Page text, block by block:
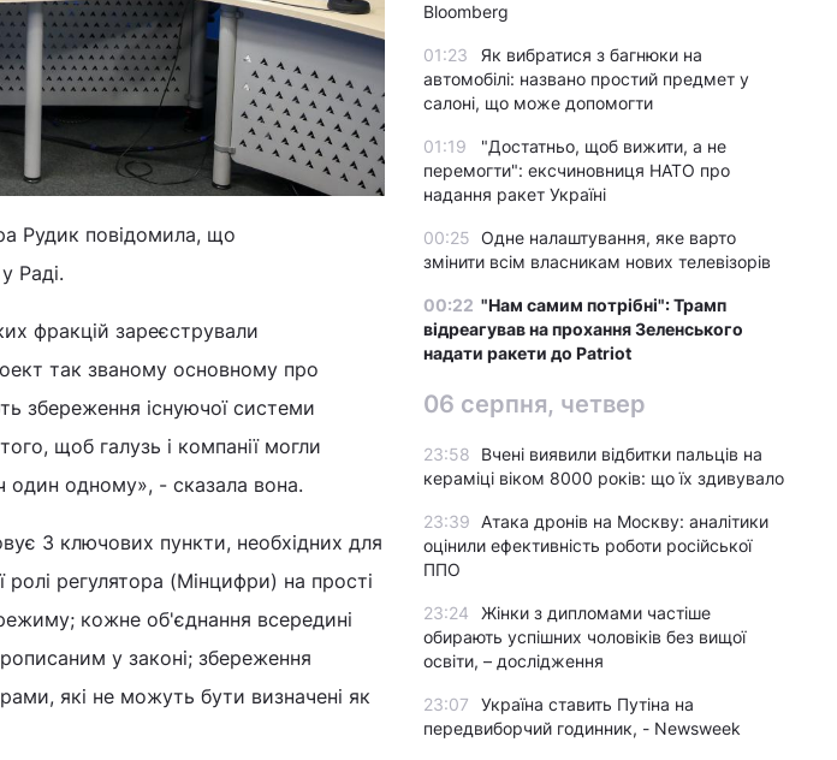
Рудик повідомила, що
Раді.
фракцій зареєстрували
так званому основному про
збереження існуючої системи
щоб галузь і компанії могли
один одному», - сказала вона.
3 ключових пункти, необхідних для
ролі регулятора (Мінцифри) на прості
кожне об'єднання всередині
у законі; збереження
які не можуть бути визначені як
Bloomberg
01:23
Як вибратися з багнюки на
автомобілі: названо простий предмет у
салоні, що може допомогти
01:19
"Достатньо, щоб вижити, а не
перемогти": ексчиновниця НАТО про
надання ракет Україні
00:25 Одне налаштування, яке варто
змінити всім власникам нових телевізорів
00:22 "Нам самим потрібні": Трамп
відреагував на прохання Зеленського
надати ракети до Patriot
06 серпня, четвер
23:58
Вчені виявили відбитки пальців на
кераміці віком 8000 років: що їх здивувало
23:39
Атака дронів на Москву: аналітики
оцінили ефективність роботи російської
ППО
23:24
Жінки з дипломами частіше
обирають успішних чоловіків без вищої
освіти, – дослідження
23:07
Україна ставить Путіна на
передвиборчий годинник, - Newsweek